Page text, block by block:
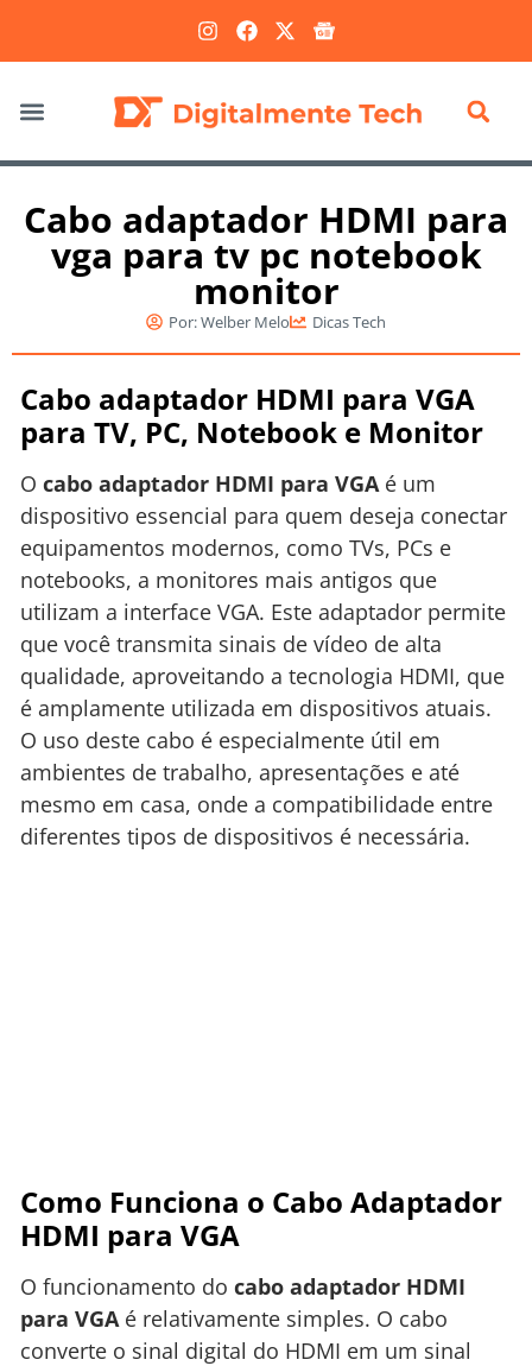
Cabo adaptador HDMI para
vga para tv pc notebook
monitor
Por:Welber Melo Dicas Tech
Cabo adaptador HDMI para VGA
para TV, PC, Notebook e Monitor
O cabo adaptador HDMI para VGAé um
dispositivo essencial para quem deseja conectar
equipamentos modernos, como TVs, PCs e
notebooks, a monitores mais antigos que
utilizam a interface VGA. Este adaptador permite
que você transmita sinais de vídeo de alta
qualidade, aproveitando a tecnologia HDMI, que
é amplamente utilizada em dispositivos atuais.
O uso deste cabo é especialmente útil em
ambientes de trabalho, apresentações e até
mesmo em casa, onde a compatibilidade entre
diferentes tipos de dispositivos é necessária.
Como Funciona o Cabo Adaptador
HDMI para VGA
O funcionamento do cabo adaptador HDMI
para VGA é relativamente simples. O cabo
converte o sinal digital do HDMI em um sinal